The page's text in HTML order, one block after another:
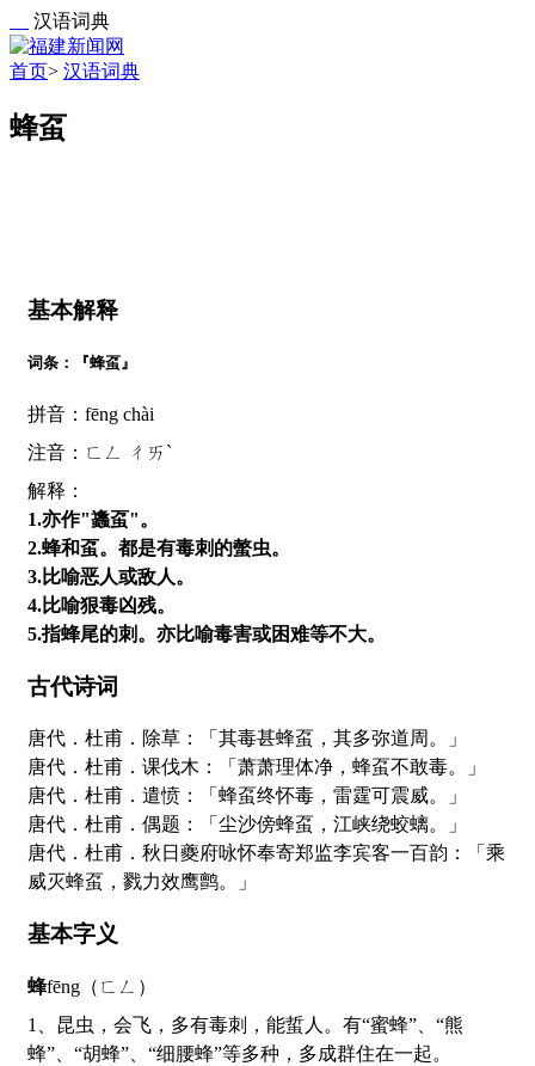
汉语词典
首页> 汉语词典
蜂虿
基本解释
词条：『蜂虿』
拼音：fēng chài
注音：ㄈㄥ ㄔㄞˋ
解释：
1.亦作"蠭虿"。
2.蜂和虿。都是有毒刺的螫虫。
3.比喻恶人或敌人。
4.比喻狠毒凶残。
5.指蜂尾的刺。亦比喻毒害或困难等不大。
古代诗词
唐代．杜甫．除草：「其毒甚蜂虿，其多弥道周。」
唐代．杜甫．课伐木：「萧萧理体净，蜂虿不敢毒。」
唐代．杜甫．遣愤：「蜂虿终怀毒，雷霆可震威。」
唐代．杜甫．偶题：「尘沙傍蜂虿，江峡绕蛟螭。」
唐代．杜甫．秋日夔府咏怀奉寄郑监李宾客一百韵：「乘
威灭蜂虿，戮力效鹰鹯。」
基本字义
蜂fēng（ㄈㄥ）
1、昆虫，会飞，多有毒刺，能蜇人。有“蜜蜂”、“熊
蜂”、“胡蜂”、“细腰蜂”等多种，多成群住在一起。